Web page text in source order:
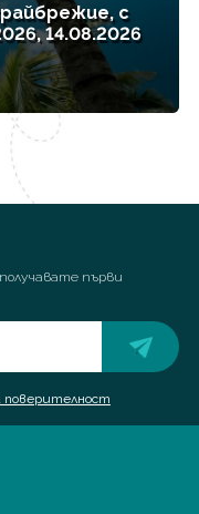
с
- 10.07.2026, 14.08.2026
първи
поверителност